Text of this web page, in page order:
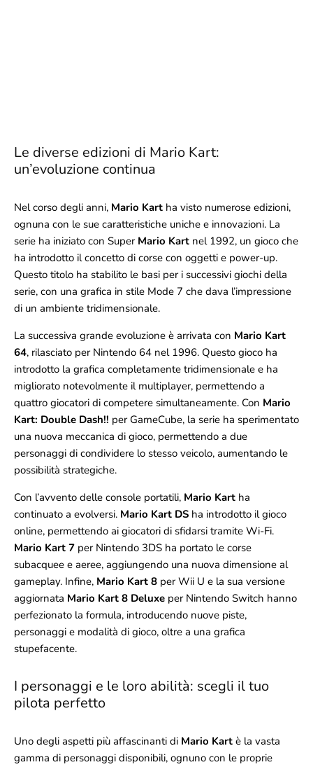
Le diverse edizioni di Mario Kart:
un’evoluzione continua
Nel corso degli anni, Mario Kart ha visto numerose edizioni,
ognuna con le sue caratteristiche uniche e innovazioni. La
serie ha iniziato con Super Mario Kart nel 1992, un gioco che
ha introdotto il concetto di corse con oggetti e power-up.
Questo titolo ha stabilito le basi per i successivi giochi della
serie, con una grafica in stile Mode 7 che dava l’impressione
di un ambiente tridimensionale.
La successiva grande evoluzione è arrivata con Mario Kart
64, rilasciato per Nintendo 64 nel 1996. Questo gioco ha
introdotto la grafica completamente tridimensionale e ha
migliorato notevolmente il multiplayer, permettendo a
quattro giocatori di competere simultaneamente. Con Mario
Kart: Double Dash!! per GameCube, la serie ha sperimentato
una nuova meccanica di gioco, permettendo a due
personaggi di condividere lo stesso veicolo, aumentando le
possibilità strategiche.
Con l’avvento delle console portatili, Mario Kart ha
continuato a evolversi. Mario Kart DS ha introdotto il gioco
online, permettendo ai giocatori di sfidarsi tramite Wi-Fi.
Mario Kart 7 per Nintendo 3DS ha portato le corse
subacquee e aeree, aggiungendo una nuova dimensione al
gameplay. Infine, Mario Kart 8 per Wii U e la sua versione
aggiornata Mario Kart 8 Deluxe per Nintendo Switch hanno
perfezionato la formula, introducendo nuove piste,
personaggi e modalità di gioco, oltre a una grafica
stupefacente.
I personaggi e le loro abilità: scegli il tuo
pilota perfetto
Uno degli aspetti più affascinanti di Mario Kart è la vasta
gamma di personaggi disponibili, ognuno con le proprie